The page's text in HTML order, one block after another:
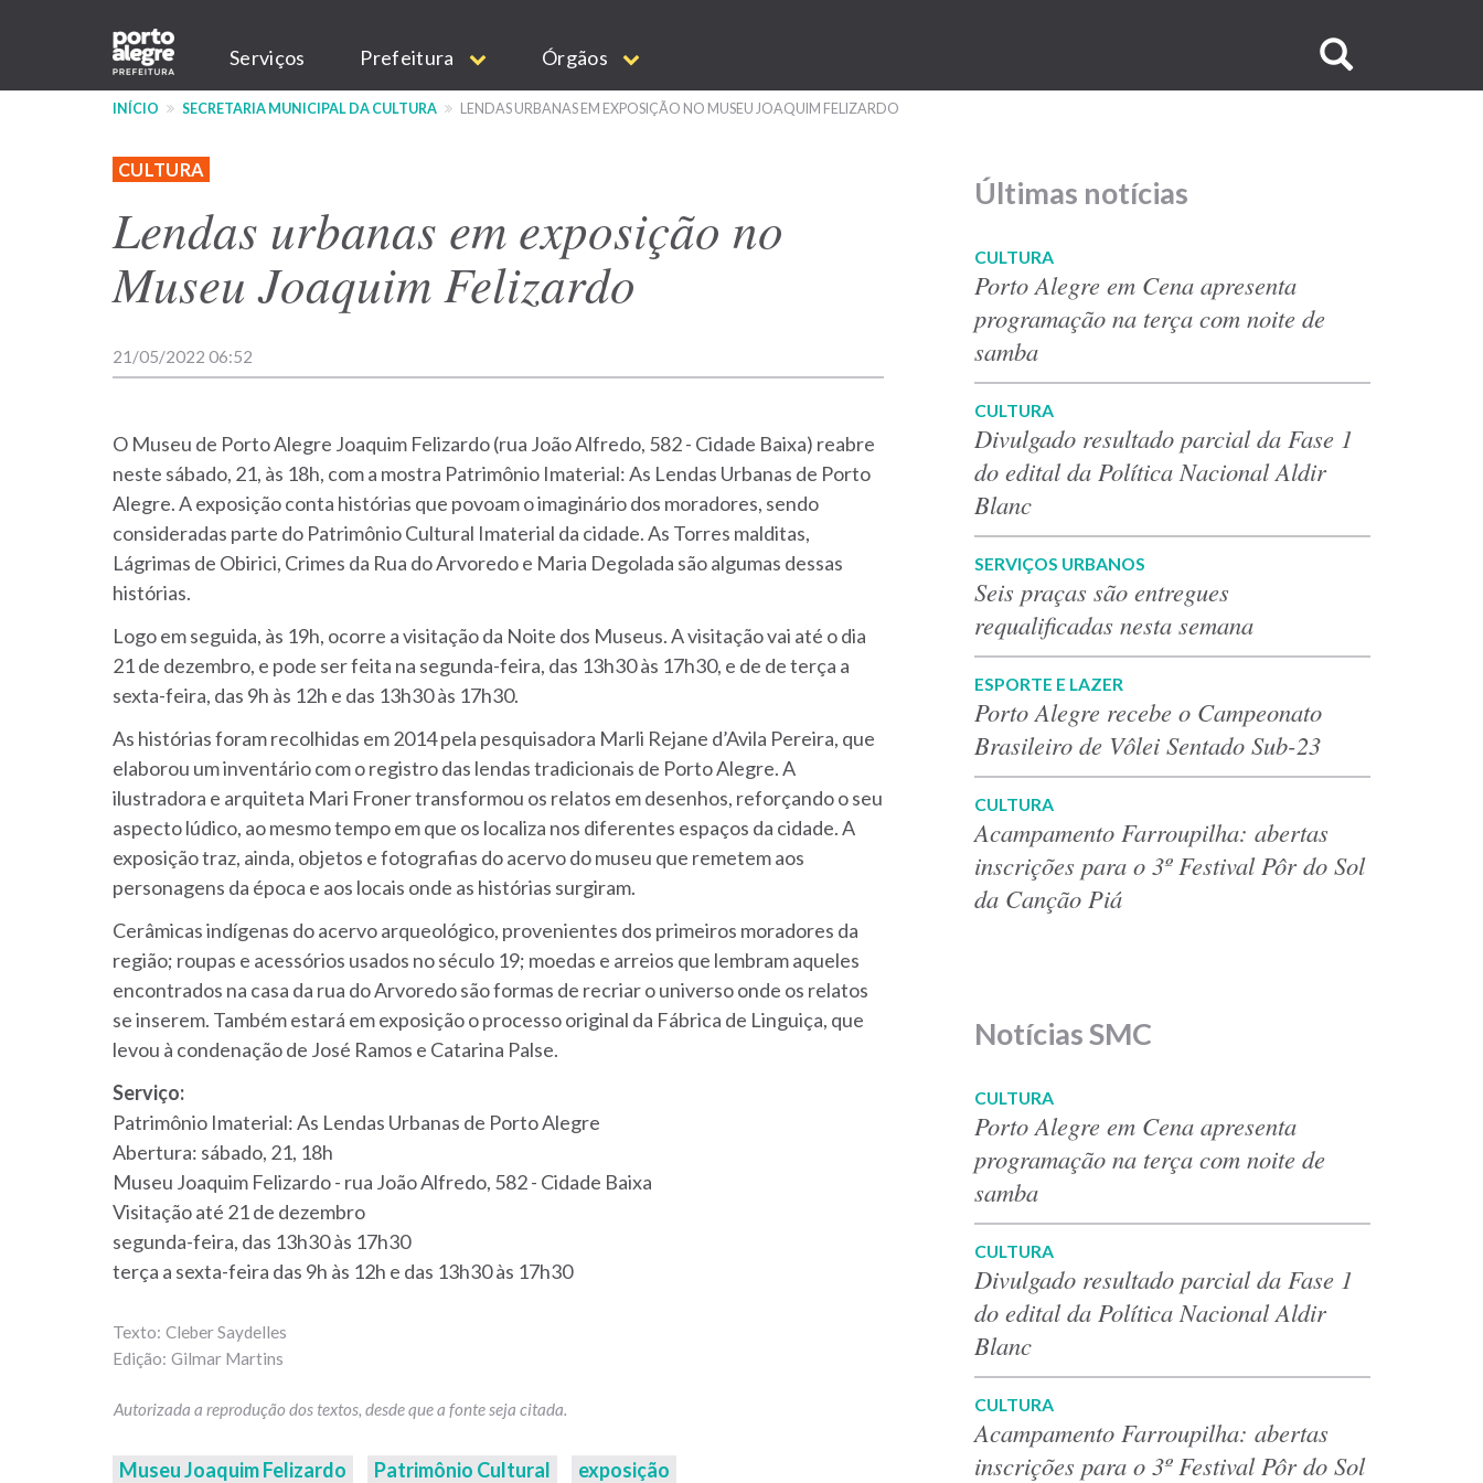
conteúdo
Main
navigation
Serviços Prefeitura Órgãos
no
INÍCIO SECRETARIA MUNICIPAL DA CULTURA LENDAS URBANAS EM EXPOSIÇÃO NO MUSEU JOAQUIM FELIZARDO
CULTURA
Lendas urbanas em exposição no
Museu Joaquim Felizardo
21/05/2022 06:52
O Museu de Porto Alegre Joaquim Felizardo (rua João Alfredo, 582 - Cidade Baixa) reabre
neste sábado, 21, às 18h, com a mostra Patrimônio Imaterial: As Lendas Urbanas de Porto
Alegre. A exposição conta histórias que povoam o imaginário dos moradores, sendo
consideradas parte do Patrimônio Cultural Imaterial da cidade. As Torres malditas,
Lágrimas de Obirici, Crimes da Rua do Arvoredo e Maria Degolada são algumas dessas
histórias.
Logo em seguida, às 19h, ocorre a visitação da Noite dos Museus. A visitação vai até o dia
21 de dezembro, e pode ser feita na segunda-feira, das 13h30 às 17h30, e de de terça a
sexta-feira, das 9h às 12h e das 13h30 às 17h30.
As histórias foram recolhidas em 2014 pela pesquisadora Marli Rejane d’Avila Pereira, que
elaborou um inventário com o registro das lendas tradicionais de Porto Alegre. A
ilustradora e arquiteta Mari Froner transformou os relatos em desenhos, reforçando o seu
aspecto lúdico, ao mesmo tempo em que os localiza nos diferentes espaços da cidade. A
exposição traz, ainda, objetos e fotografias do acervo do museu que remetem aos
personagens da época e aos locais onde as histórias surgiram.
Cerâmicas indígenas do acervo arqueológico, provenientes dos primeiros moradores da
região; roupas e acessórios usados no século 19; moedas e arreios que lembram aqueles
encontrados na casa da rua do Arvoredo são formas de recriar o universo onde os relatos
se inserem. Também estará em exposição o processo original da Fábrica de Linguiça, que
levou à condenação de José Ramos e Catarina Palse.
Serviço:
Patrimônio Imaterial: As Lendas Urbanas de Porto Alegre
Abertura: sábado, 21, 18h
Museu Joaquim Felizardo - rua João Alfredo, 582 - Cidade Baixa
Visitação até 21 de dezembro
segunda-feira, das 13h30 às 17h30
terça a sexta-feira das 9h às 12h e das 13h30 às 17h30
Cleber Saydelles
Gilmar Martins
Museu Joaquim Felizardo Patrimônio Cultural exposição
Últimas notícias
CULTURA
Porto Alegre em Cena apresenta
programação na terça com noite de
samba
CULTURA
Divulgado resultado parcial da Fase 1
do edital da Política Nacional Aldir
Blanc
SERVIÇOS URBANOS
Seis praças são entregues
requalificadas nesta semana
ESPORTE E LAZER
Porto Alegre recebe o Campeonato
Brasileiro de Vôlei Sentado Sub-23
CULTURA
Acampamento Farroupilha: abertas
inscrições para o 3º Festival Pôr do Sol
da Canção Piá
Notícias SMC
CULTURA
Porto Alegre em Cena apresenta
programação na terça com noite de
samba
CULTURA
Divulgado resultado parcial da Fase 1
do edital da Política Nacional Aldir
Blanc
CULTURA
Acampamento Farroupilha: abertas
inscrições para o 3º Festival Pôr do Sol